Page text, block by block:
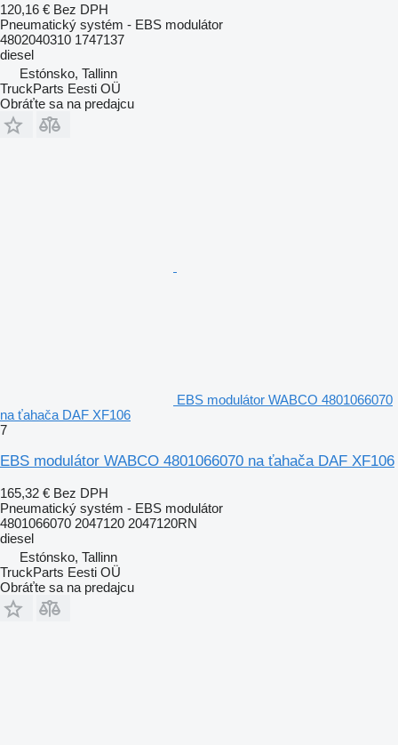
120,16 € Bez DPH
Pneumatický systém - EBS modulátor
4802040310 1747137
diesel
Estónsko, Tallinn
TruckParts Eesti OÜ
Obráťte sa na predajcu
EBS modulátor WABCO 4801066070
na ťahača DAF XF106
7
EBS modulátor WABCO 4801066070 na ťahača DAF XF106
165,32 € Bez DPH
Pneumatický systém - EBS modulátor
4801066070 2047120 2047120RN
diesel
Estónsko, Tallinn
TruckParts Eesti OÜ
Obráťte sa na predajcu